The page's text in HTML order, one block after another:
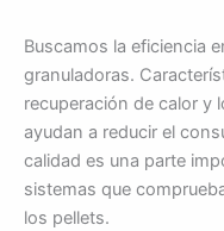
Buscamos la eficiencia
granuladoras.
recuperación de calor y
ayudan a reducir el
calidad es una parte
sistemas que
los pellets.